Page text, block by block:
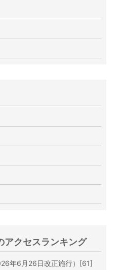
アクセスランキング
年6月26日改正施行）[61]